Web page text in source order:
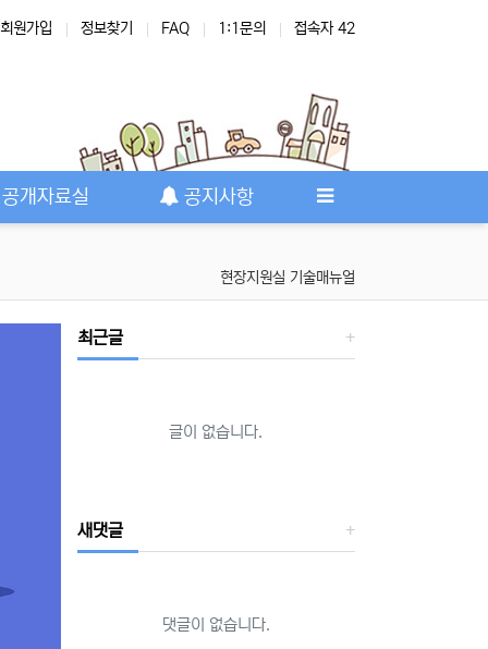
회원가입 정보찾기 FAQ 1:1문의 접속자 42
개자료실 공지사항
현장지원실 기술매뉴얼
최근글
글이 없습니다.
새댓글
댓글이 없습니다.